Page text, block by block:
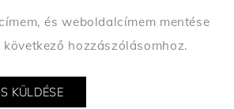
és weboldalcímem mentése
hozzászólásomhoz.